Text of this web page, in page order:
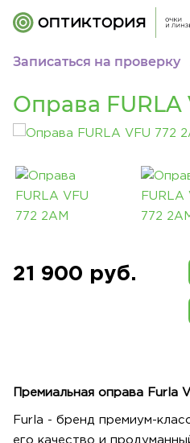
Записаться на проверку
Оправа FURLA
21 900 руб.
Премиальная оправа Furla
Furla - бренд премиум-
его качество и